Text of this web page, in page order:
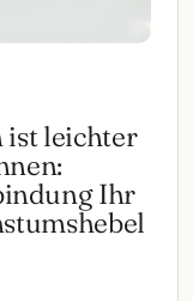
ist leichter
Ihr